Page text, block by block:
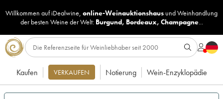
Willkommen auf iDealwine, online-Weinauktionshaus undWeinhandlung
der besten Weine der Welt: Burgund, Bordeaux, Champagne...
Kaufen VERKAUFEN Notierung Wein-Enzyklopädie